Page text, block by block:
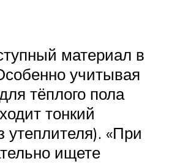
материал в
учитывая
тёплого пола
тонкий
утеплителя). «При
ищете